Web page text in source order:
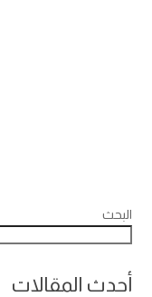
البحث
أحدث المقالات